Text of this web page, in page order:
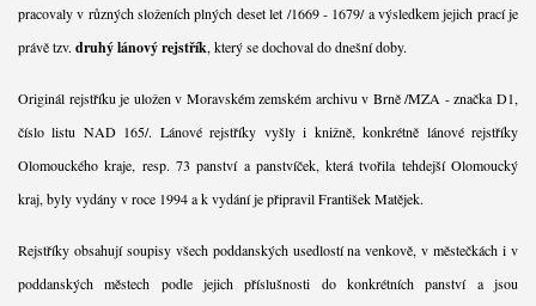
pracovaly v různých složeních plných deset let /1669 - 1679/ a výsledkem jejich prací je
právě tzv. druhý lánový rejstřík, který se dochoval do dnešní doby.
Originál rejstříku je uložen v Moravském zemském archivu v Brně /MZA - značka D1,
číslo listu NAD 165/. Lánové rejstříky vyšly i knižně, konkrétně lánové rejstříky
Olomouckého kraje, resp. 73 panství a panstvíček, která tvořila tehdejší Olomoucký
kraj, byly vydány v roce 1994 a k vydání je připravil František Matějek.
Rejstříky obsahují soupisy všech poddanských usedlostí na venkově, v městečkách i v
poddanských městech podle jejich příslušnosti do konkrétních panství a jsou